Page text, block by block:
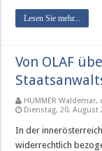
Lesen Sie mehr...
Von OLAF
HUMMER Waldemar,
Dienstag, 20. August
In der
widerrechtlich